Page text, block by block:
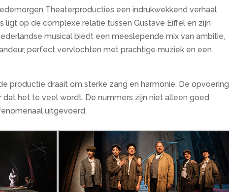
Theaterproducties een indrukwekkend verhaal
ligt op de complexe relatie tussen Gustave Eiffel en zijn
musical biedt een meeslepende mix van ambitie,
perfect vervlochten met prachtige muziek en een
productie draait om sterke zang en harmonie. De opvoering
het te veel wordt. De nummers zijn niet alleen goed
uitgevoerd.